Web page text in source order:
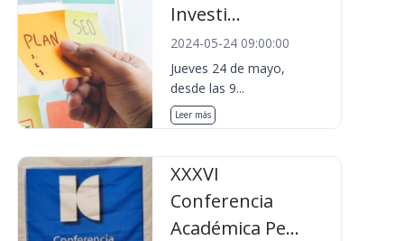
Investi...
2024-05-24 09:00:00
Jueves 24 de mayo,
desde las 9...
Leer más
XXXVI
Conferencia
Académica Pe...